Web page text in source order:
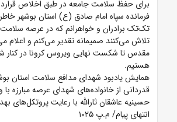
برای حفظ سلامت جامعه در طبق اخلاص
فرمانده سپاه امام صادق (ع) استان بوشهر
تک‌تک برادران و خواهرانم که در عرصه
تلاش می‌کنند صمیمانه تقدیر می‌کنم و اعلام
مقدس تا شکست نهایی ویروس کرونا در کنار
هستیم.
همایش یادبود شهدای مدافع سلامت استان
قدردانی از خانواده‌های شهدای عرصه مبارزه
حسینیه عاشقان ثارالله با رعایت پروتکل‌های
انتهای پیام/ م.پ ۱۰۲۵